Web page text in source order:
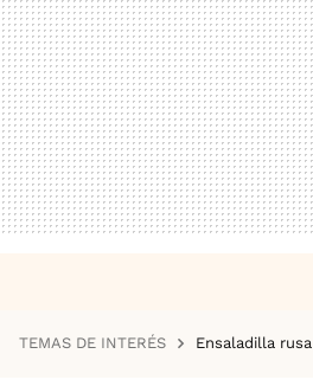
TEMAS DE INTERÉS Ensaladilla rusa